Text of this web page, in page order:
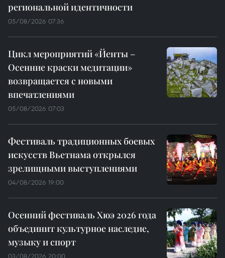
региональной идентичности
05/08/2026 07:36
Цикл мероприятий «Йенты –
Осенние краски медитации»
возвращается с новыми
впечатлениями
05/08/2026 07:03
Фестиваль традиционных боевых
искусств Вьетнама открылся
зрелищными выступлениями
04/08/2026 19:00
Осенний фестиваль Хюэ 2026 года
объединит культурное наследие,
музыку и спорт
03/08/2026 20:00